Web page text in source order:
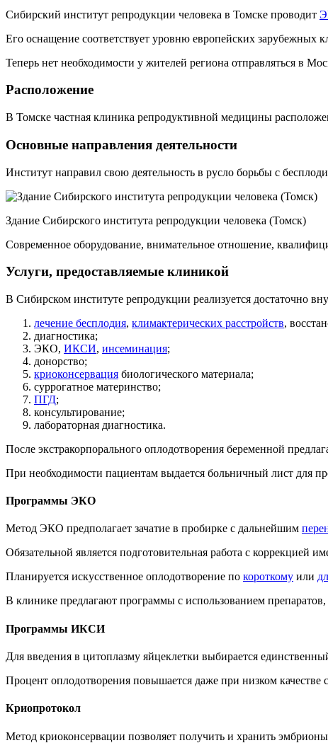
Сибирский институт репродукции человека в Томске проводит
Его оснащение соответствует уровню европейских зарубежных
Теперь нет необходимости у жителей региона отправляться в
Расположение
В Томске частная клиника репродуктивной медицины
Основные направления деятельности
Институт направил свою деятельность в русло борьбы с
Здание Сибирского института репродукции человека (Томск)
Современное оборудование, внимательное отношение,
Услуги, предоставляемые клиникой
В Сибирском институте репродукции реализуется достаточно
лечение бесплодия, климактерических расстройств,
диагностика;
ЭКО, ИКСИ, инсеминация;
донорство;
криоконсервация биологического материала;
суррогатное материнство;
ПГД;
консультирование;
лабораторная диагностика.
После экстракорпорального оплодотворения беременной
При необходимости пациентам выдается больничный лист для
Программы ЭКО
Метод ЭКО предполагает зачатие в пробирке с дальнейшим
Обязательной является подготовительная работа с коррекцией
Планируется искусственное оплодотворение по короткому или
В клинике предлагают программы с использованием препаратов,
Программы ИКСИ
Для введения в цитоплазму яйцеклетки выбирается
Процент оплодотворения повышается даже при низком качестве
Криопротокол
Метод криоконсервации позволяет получить и хранить